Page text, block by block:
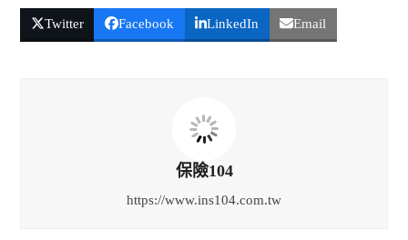
Twitter Facebook LinkedIn Email
保險104
https://www.ins104.com.tw